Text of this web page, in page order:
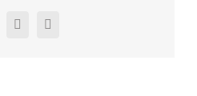
TwitterPinterest